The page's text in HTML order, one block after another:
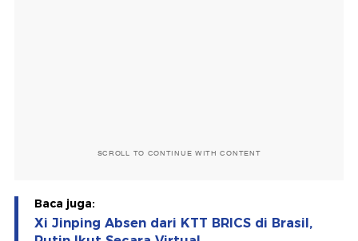
SCROLL TO CONTINUE WITH CONTENT
Baca juga:
Xi Jinping Absen dari KTT BRICS di Brasil,